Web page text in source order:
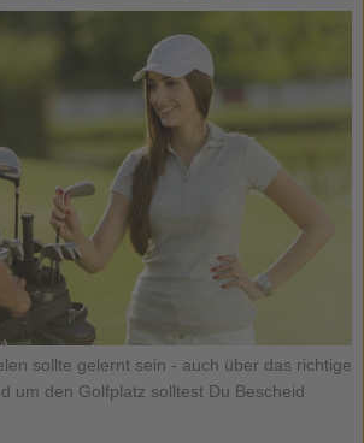
sollte gelernt sein - auch über das richtige
um den Golfplatz solltest Du Bescheid